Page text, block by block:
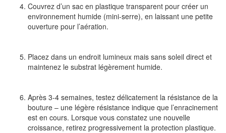
Couvrez d’un sac en plastique transparent pour créer un
environnement humide (mini-serre), en laissant une petite
ouverture pour l’aération.
Placez dans un endroit lumineux mais sans soleil direct et
maintenez le substrat légèrement humide.
Après 3-4 semaines, testez délicatement la résistance de la
bouture – une légère résistance indique que l’enracinement
est en cours. Lorsque vous constatez une nouvelle
croissance, retirez progressivement la protection plastique.